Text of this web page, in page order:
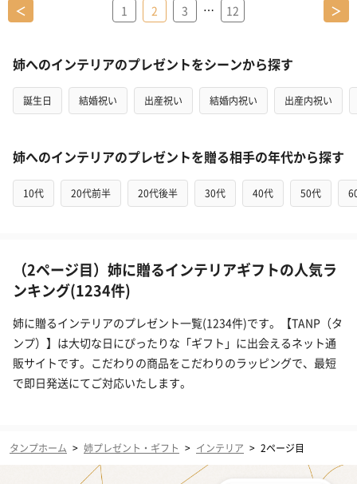
＜ 1 2 3 … 12 ＞
姉へのインテリアのプレゼントをシーンから探す
誕生日 結婚祝い 出産祝い 結婚内祝い 出産内祝い
姉へのインテリアのプレゼントを贈る相手の年代から探す
10代 20代前半 20代後半 30代 40代 50代
（2ページ目）姉に贈るインテリアギフトの人気ラ
ンキング(1234件)
姉に贈るインテリアのプレゼント一覧(1234件)です。【TANP（タ
ンプ）】は大切な日にぴったりな「ギフト」に出会えるネット通
販サイトです。こだわりの商品をこだわりのラッピングで、最短
で即日発送にてご対応いたします。
タンプホーム > 姉プレゼント・ギフト > インテリア > 2ページ目